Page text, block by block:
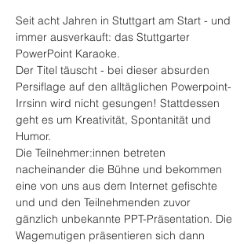
Seit acht Jahren in Stuttgart am Start - und
immer ausverkauft: das Stuttgarter
PowerPoint Karaoke.
Der Titel täuscht - bei dieser absurden
Persiflage auf den alltäglichen Powerpoint-
Irrsinn wird nicht gesungen! Stattdessen
geht es um Kreativität, Spontanität und
Humor.
Die Teilnehmer:innen betreten
nacheinander die Bühne und bekommen
eine von uns aus dem Internet gefischte
und und den Teilnehmenden zuvor
gänzlich unbekannte PPT-Präsentation. Die
Wagemutigen präsentieren sich dann